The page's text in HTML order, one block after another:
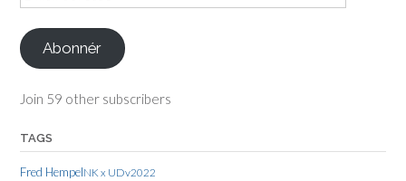
mail-
adresse
Abonnér
Join 59 other subscribers
TAGS
Fred HempelNK x UDv2022